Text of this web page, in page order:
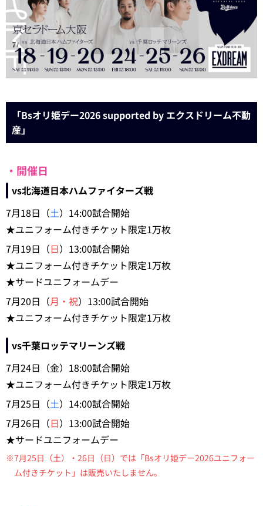
「Bsオリ姫デー2026 supported by エクスドリーム不動
産」
・開催日
vs北海道日本ハムファイターズ戦
7月18日（土）14:00試合開始
★ユニフォーム付きチケット限定1万枚
7月19日（日）13:00試合開始
★ユニフォーム付きチケット限定1万枚
★サードユニフォームデー
7月20日（月・祝）13:00試合開始
★ユニフォーム付きチケット限定1万枚
vs千葉ロッテマリーンズ戦
7月24日（金）18:00試合開始
★ユニフォーム付きチケット限定1万枚
7月25日（土）14:00試合開始
7月26日（日）13:00試合開始
★サードユニフォームデー
※7月25日（土）・26日（日）では「Bsオリ姫デー2026ユニフォー
ム付きチケット」は販売いたしません。